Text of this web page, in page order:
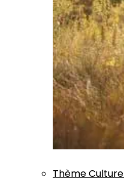
ThèmeCulture